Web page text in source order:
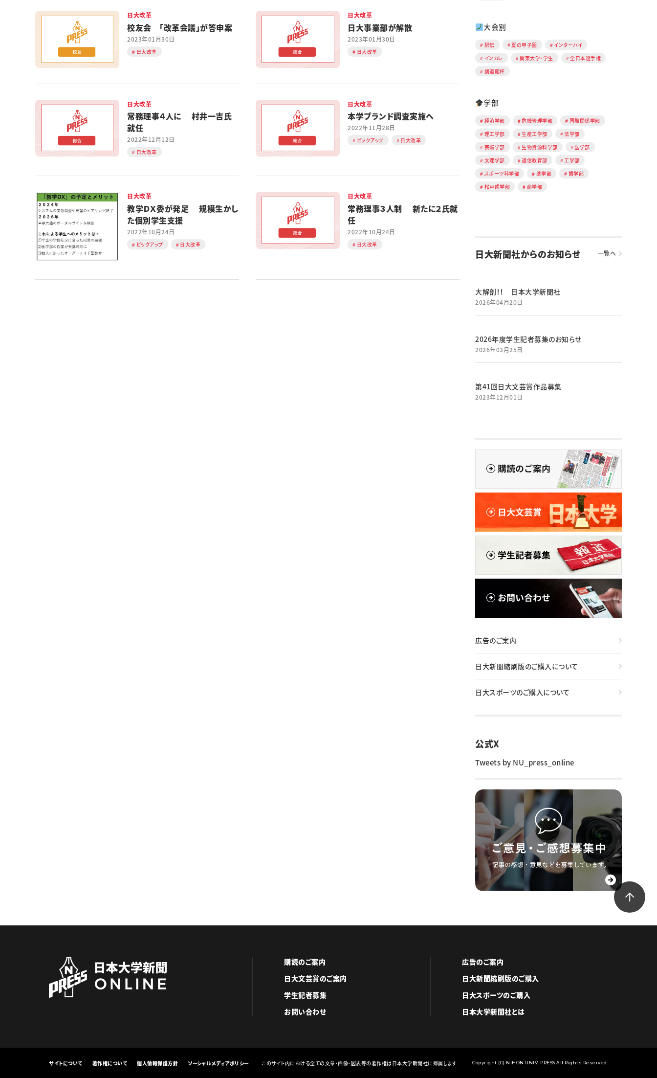
日大改革
校友会 「改革会議」が答申案
2023年01月30日
日大改革
日大改革
日大事業部が解散
2023年01月30日
日大改革
日大改革
常務理事４人に 村井一吉氏
就任
2022年12月12日
日大改革
日大改革
本学ブランド調査実施へ
2022年11月28日
ピックアップ 日大改革
日大改革
教学ＤＸ委が発足 規模生かし
た個別学生支援
2022年10月24日
ピックアップ 日大改革
日大改革
常務理事３人制 新たに２氏就
任
2022年10月24日
日大改革
大会別
駅伝 夏の甲子園
インターハイ
インカレ
関東大学・学生
全日本選手権
講道館杯
学部
経済学部 危機管理学部
国際関係学部
理工学部
生産工学部
法学部
芸術学部
生物資源科学部
医学部
文理学部
通信教育部
工学部
スポーツ科学部
薬学部
歯学部
松戸歯学部
商学部
日大新聞社からのお知らせ 一覧へ
大解剖！！ 日本大学新聞社
2026年04月20日
2026年度学生記者募集のお知らせ
2026年03月25日
第41回日大文芸賞作品募集
2023年12月01日
広告のご案内
日大新聞縮刷版のご購入について
日大スポーツのご購入について
公式X
Tweets by NU_press_online
購読のご案内
日大文芸賞のご案内
学生記者募集
お問い合わせ
広告のご案内
日大新聞縮刷版のご購入
日大スポーツのご購入
日本大学新聞社とは
サイトについて 著作権について 個人情報保護方針 ソーシャルメディアポリシー このサイト内における全ての文章・画像・図表等の著作権は日本大学新聞社に帰属します Copyright (C) NIHON UNIV. PRESS All Rights Reserved.